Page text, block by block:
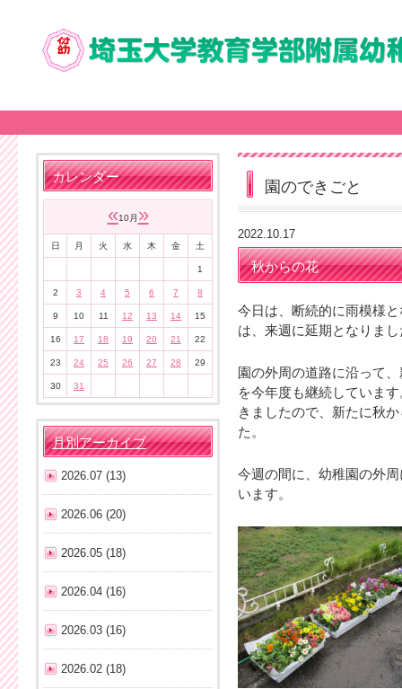
園のできごと
2022.10.17
秋からの花
今日は、断続的に雨模様
は、来週に延期となりま
園の外周の道路に沿って
を今年度も継続していま
きましたので、新たに秋
た。
今週の間に、幼稚園の外
います。
カレンダー
«10月 »
日 月 火 水 木 金 土
1
2 3 4 5 6 7 8
9 10 11 12 13 14 15
16 17 18 19 20 21 22
23 24 25 26 27 28 29
30 31
月別アーカイブ
2026.07 (13)
2026.06 (20)
2026.05 (18)
2026.04 (16)
2026.03 (16)
2026.02 (18)